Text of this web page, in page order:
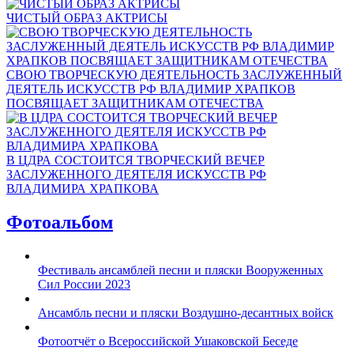
ЧИСТЫЙ ОБРАЗ АКТРИСЫ
СВОЮ ТВОРЧЕСКУЮ ДЕЯТЕЛЬНОСТЬ ЗАСЛУЖЕННЫЙ
ДЕЯТЕЛЬ ИСКУССТВ РФ ВЛАДИМИР ХРАПКОВ
ПОСВЯЩАЕТ ЗАЩИТНИКАМ ОТЕЧЕСТВА
В ЦДРА СОСТОИТСЯ ТВОРЧЕСКИЙ ВЕЧЕР
ЗАСЛУЖЕННОГО ДЕЯТЕЛЯ ИСКУССТВ РФ
ВЛАДИМИРА ХРАПКОВА
Фотоальбом
Фестиваль ансамблей песни и пляски Вооруженных
Сил России 2023
Ансамбль песни и пляски Воздушно-десантных войск
Фотоотчёт о Всероссийской Ушаковской Беседе